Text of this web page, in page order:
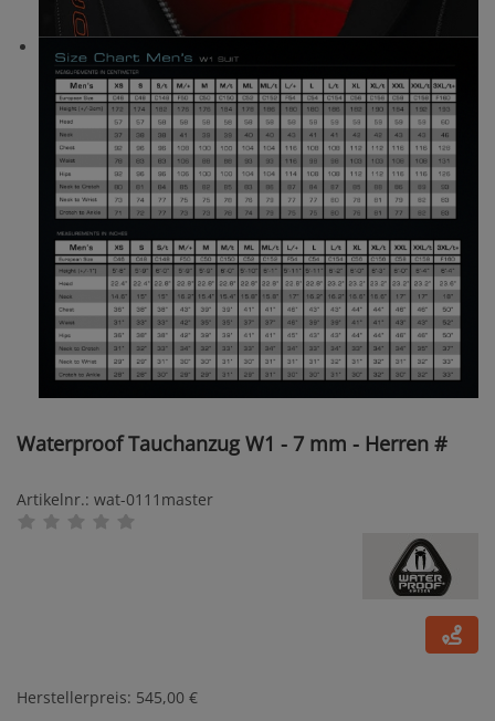
Waterproof Tauchanzug W1 - 7 mm - Herren #
Artikelnr.: wat-0111master
Herstellerpreis: 545,00 €